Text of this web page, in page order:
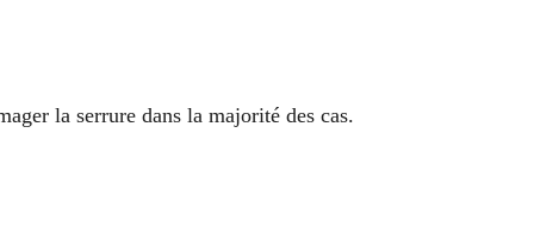
la serrure dans la majorité des cas.